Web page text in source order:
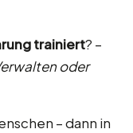
trainiert? –
oder
– dann in